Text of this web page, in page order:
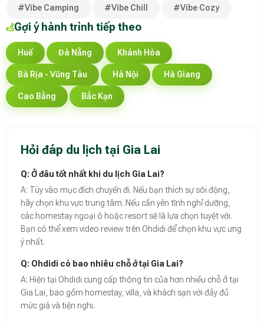
#Vibe Camping #Vibe Chill #Vibe Cozy
Gợi ý hành trình tiếp theo
Huế Đà Nẵng Khánh Hòa
Bà Rịa - Vũng Tàu Hà Nội Hà Giang
Cao Bằng Bắc Kạn
Hỏi đáp du lịch tại Gia Lai
Q: Ở đâu tốt nhất khi du lịch Gia Lai?
A: Tùy vào mục đích chuyến đi. Nếu bạn thích sự sôi động,
hãy chọn khu vực trung tâm. Nếu cần yên tĩnh nghỉ dưỡng,
các homestay ngoại ô hoặc resort sẽ là lựa chọn tuyệt vời.
Bạn có thể xem video review trên Ohdidi để chọn khu vực ưng
ý nhất.
Q: Ohdidi có bao nhiêu chỗ ở tại Gia Lai?
A: Hiện tại Ohdidi cung cấp thông tin của hơn nhiều chỗ ở tại
Gia Lai, bao gồm homestay, villa, và khách sạn với đầy đủ
mức giá và tiện nghi.